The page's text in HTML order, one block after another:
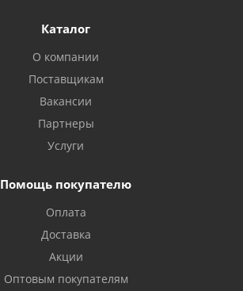
Каталог
О компании
Поставщикам
Вакансии
Партнеры
Услуги
Помощь покупателю
Оплата
Доставка
Акции
Оптовым покупателям